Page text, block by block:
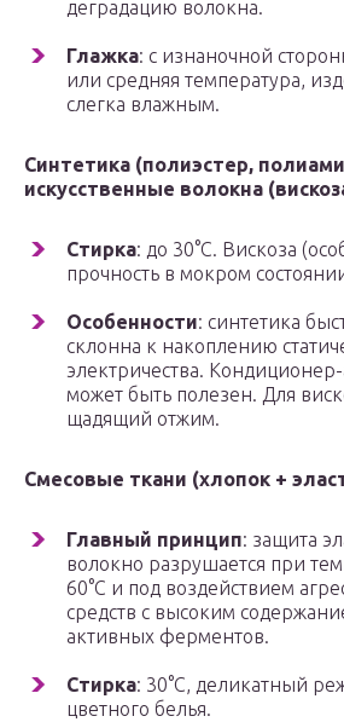
деградацию волокна.
Глажка: с изнаночной
или средняя температура,
слегка влажным.
Синтетика (полиэстер,
искусственные волокна
Стирка: до 30°C. Вискоза
прочность в мокром
Особенности: синтетика
склонна к накоплению
электричества. Кондиционер-
может быть полезен. Для
щадящий отжим.
Смесовые ткани (хлопок +
Главный принцип: защита
волокно разрушается при
60°C и под воздействием
средств с высоким
активных ферментов.
Стирка: 30°C, деликатный
цветного белья.